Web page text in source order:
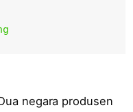
negara produsen